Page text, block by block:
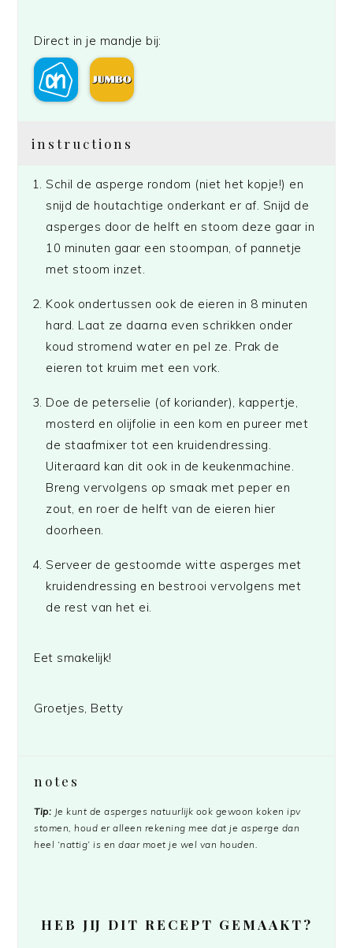
Direct in je mandje bij:
instructions
Schil de asperge rondom (niet het kopje!) en
snijd de houtachtige onderkant er af. Snijd de
asperges door de helft en stoom deze gaar in
10 minuten gaar een stoompan, of pannetje
met stoom inzet.
Kook ondertussen ook de eieren in 8 minuten
hard. Laat ze daarna even schrikken onder
koud stromend water en pel ze. Prak de
eieren tot kruim met een vork.
Doe de peterselie (of koriander), kappertje,
mosterd en olijfolie in een kom en pureer met
de staafmixer tot een kruidendressing.
Uiteraard kan dit ook in de keukenmachine.
Breng vervolgens op smaak met peper en
zout, en roer de helft van de eieren hier
doorheen.
Serveer de gestoomde witte asperges met
kruidendressing en bestrooi vervolgens met
de rest van het ei.
Eet smakelijk!
Groetjes, Betty
notes
Tip: Je kunt de asperges natuurlijk ook gewoon koken ipv
stomen, houd er alleen rekening mee dat je asperge dan
heel ‘nattig’ is en daar moet je wel van houden.
HEB JIJ DIT RECEPT GEMAAKT?